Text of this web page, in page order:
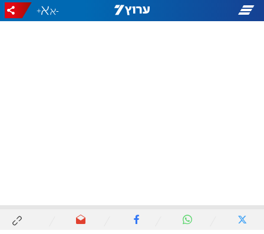
-
+